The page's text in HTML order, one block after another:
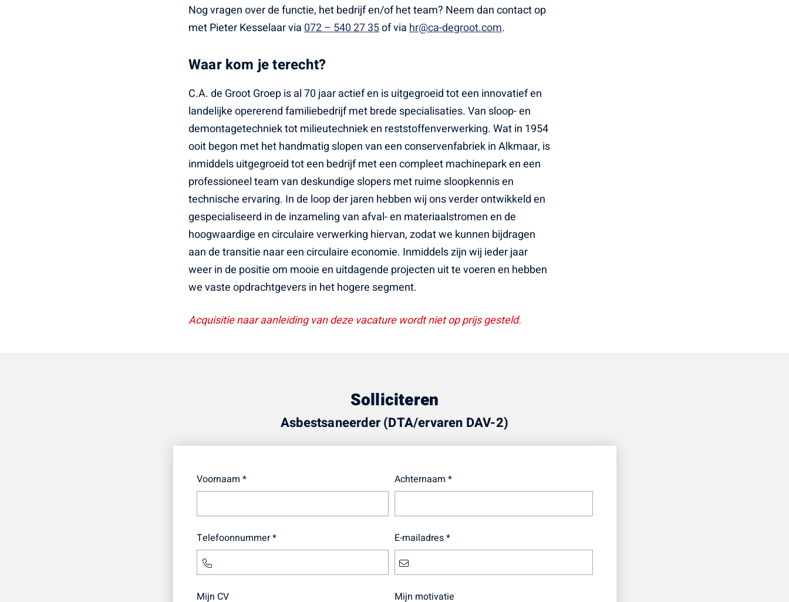
Nog vragen over de functie, het bedrijf en/of het team? Neem dan contact op
met Pieter Kesselaar via072 – 540 27 35of viahr@ca-degroot.com.
Waar kom je terecht?
C.A. de Groot Groep is al 70 jaar actief en is uitgegroeid tot een innovatief en
landelijke opererend familiebedrijf met brede specialisaties. Van sloop- en
demontagetechniek tot milieutechniek en reststoffenverwerking. Wat in 1954
ooit begon met het handmatig slopen van een conservenfabriek in Alkmaar, is
inmiddels uitgegroeid tot een bedrijf met een compleet machinepark en een
professioneel team van deskundige slopers met ruime sloopkennis en
technische ervaring. In de loop der jaren hebben wij ons verder ontwikkeld en
gespecialiseerd in de inzameling van afval- en materiaalstromen en de
hoogwaardige en circulaire verwerking hiervan, zodat we kunnen bijdragen
aan de transitie naar een circulaire economie. Inmiddels zijn wij ieder jaar
weer in de positie om mooie en uitdagende projecten uit te voeren en hebben
we vaste opdrachtgevers in het hogere segment.
Acquisitie naar aanleiding van deze vacature wordt niet op prijs gesteld.
Solliciteren
Asbestsaneerder (DTA/ervaren DAV-2)
Voornaam * Achternaam *
Telefoonnummer * E-mailadres *
Mijn CV Mijn motivatie